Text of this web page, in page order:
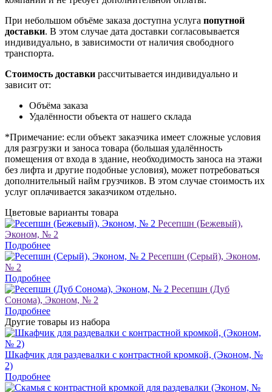
При небольшом объёме заказа доступна услуга попутной
доставки. В этом случае дата доставки согласовывается
индивидуально, в зависимости от наличия свободного
транспорта.
Стоимость доставки рассчитывается индивидуально и
зависит от:
Объёма заказа
Удалённости объекта от нашего склада
*Примечание: если объект заказчика имеет сложные условия
для разгрузки и заноса товара (большая удалённость
помещения от входа в здание, необходимость заноса на этажи
без лифта и другие подобные условия), может потребоваться
дополнительный найм грузчиков. В этом случае стоимость их
услуг оплачивается заказчиком отдельно.
Цветовые варианты товара
Ресепшн (Бежевый),
Эконом, № 2
Подробнее
Ресепшн (Серый), Эконом,
№ 2
Подробнее
Ресепшн (Дуб
Сонома), Эконом, № 2
Подробнее
Другие товары из набора
Шкафчик для раздевалки с контрастной кромкой, (Эконом, №
2)
Подробнее